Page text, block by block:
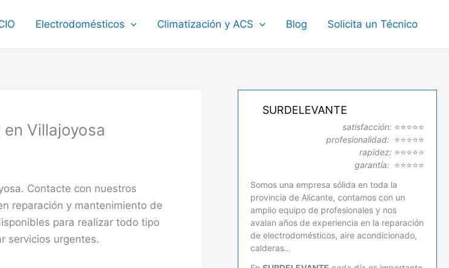
Electrodomésticos Climatización y ACS Blog Solicita un Técnico
Villajoyosa
Contacte con nuestros
reparación y mantenimiento de
para realizar todo tipo
servicios urgentes.
SURDELEVANTE
satisfacción: ⭐⭐⭐⭐⭐
profesionalidad: ⭐⭐⭐⭐⭐
rapidez: ⭐⭐⭐⭐⭐
garantía: ⭐⭐⭐⭐⭐
Somos una empresa sólida en toda la
provincia de Alicante, contamos con un
amplio equipo de profesionales y nos
avalan años de experiencia en la reparación
de electrodomésticos, aire acondicionado,
calderas…